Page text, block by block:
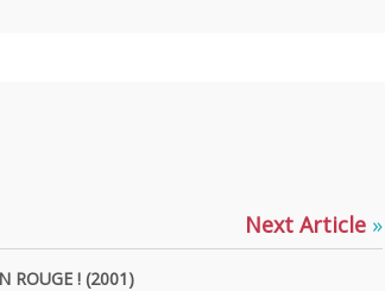
Next Article »
ROUGE ! (2001)